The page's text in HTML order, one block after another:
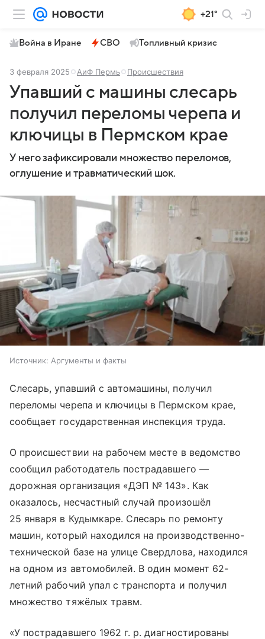
+21°
Война в Иране СВО Топливный кризис
3 февраля 2025 АиФ Пермь Происшествия
Упавший с машины слесарь
получил переломы черепа и
ключицы в Пермском крае
У него зафиксировали множество переломов,
оглушение и травматический шок.
Источник: Аргументы и факты
Слесарь, упавший с автомашины, получил
переломы черепа и ключицы в Пермском крае,
сообщает государственная инспекция труда.
О происшествии на рабочем месте в ведомство
сообщил работодатель пострадавшего —
дорожная организация «ДЭП № 143». Как
оказалось, несчастный случай произошёл
25 января в Кудымкаре. Слесарь по ремонту
машин, который находился на производственно-
технической базе на улице Свердлова, находился
на одном из автомобилей. В один момент 62-
летний рабочий упал с транспорта и получил
множество тяжёлых травм.
«У пострадавшего 1962 г. р. диагностированы